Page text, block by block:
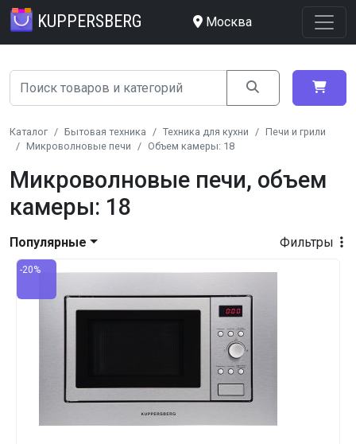
KUPPERSBERG Москва
Каталог Бытовая техника Техника для кухни
Печи и грили
Микроволновые печи
Объем камеры: 18
Микроволновые печи, объем
камеры: 18
Фильтры
Популярные
-20%